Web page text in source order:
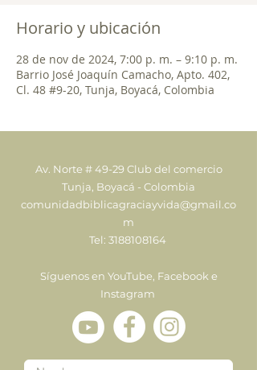
Horario y ubicación
28 de nov de 2024, 7:00 p. m. – 9:10 p. m.
Barrio José Joaquín Camacho, Apto. 402,
Cl. 48 #9-20, Tunja, Boyacá, Colombia
Av. Norte # 49-29 Club del comercio
Tunja, Boyacá - Colombia
comunidadbiblicagraciayvida@gmail.co
m
Tel: 3188108164
Síguenos en YouTube, Facebook e
Instagram